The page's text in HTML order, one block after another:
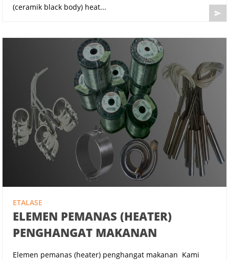
(ceramik black body) heat...

ETALASE
ELEMEN PEMANAS (HEATER)
PENGHANGAT MAKANAN
Elemen pemanas (heater) penghangat makanan Kami